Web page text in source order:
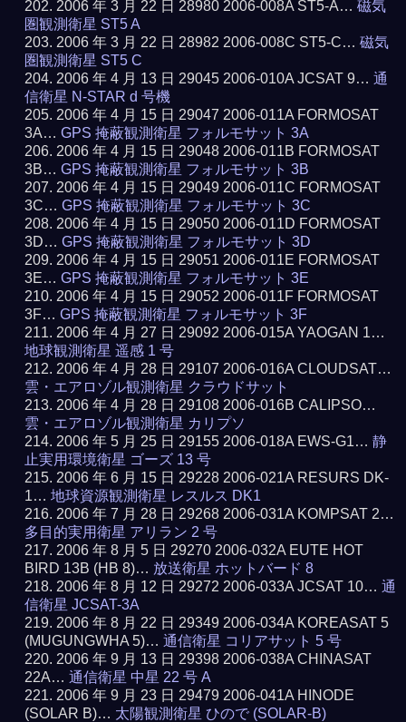
2006 年 3 月 22 日 28980 2006-008A ST5-A…磁気
圏観測衛星 ST5 A
2006 年 3 月 22 日 28982 2006-008C ST5-C…磁気
圏観測衛星 ST5 C
2006 年 4 月 13 日 29045 2006-010A JCSAT 9…通
信衛星 N-STAR d 号機
2006 年 4 月 15 日 29047 2006-011A FORMOSAT
3A…GPS 掩蔽観測衛星 フォルモサット 3A
2006 年 4 月 15 日 29048 2006-011B FORMOSAT
3B…GPS 掩蔽観測衛星 フォルモサット 3B
2006 年 4 月 15 日 29049 2006-011C FORMOSAT
3C…GPS 掩蔽観測衛星 フォルモサット 3C
2006 年 4 月 15 日 29050 2006-011D FORMOSAT
3D…GPS 掩蔽観測衛星 フォルモサット 3D
2006 年 4 月 15 日 29051 2006-011E FORMOSAT
3E…GPS 掩蔽観測衛星 フォルモサット 3E
2006 年 4 月 15 日 29052 2006-011F FORMOSAT
3F…GPS 掩蔽観測衛星 フォルモサット 3F
2006 年 4 月 27 日 29092 2006-015A YAOGAN 1…
地球観測衛星 遥感 1 号
2006 年 4 月 28 日 29107 2006-016A CLOUDSAT…
雲・エアロゾル観測衛星 クラウドサット
2006 年 4 月 28 日 29108 2006-016B CALIPSO…
雲・エアロゾル観測衛星 カリプソ
2006 年 5 月 25 日 29155 2006-018A EWS-G1…静
止実用環境衛星 ゴーズ 13 号
2006 年 6 月 15 日 29228 2006-021A RESURS DK-
1…地球資源観測衛星 レスルス DK1
2006 年 7 月 28 日 29268 2006-031A KOMPSAT 2…
多目的実用衛星 アリラン 2 号
2006 年 8 月 5 日 29270 2006-032A EUTE HOT
BIRD 13B (HB 8)… 放送衛星 ホットバード 8
2006 年 8 月 12 日 29272 2006-033A JCSAT 10…通
信衛星 JCSAT-3A
2006 年 8 月 22 日 29349 2006-034A KOREASAT 5
(MUGUNGWHA 5)…通信衛星 コリアサット 5 号
2006 年 9 月 13 日 29398 2006-038A CHINASAT
22A…通信衛星 中星 22 号 A
2006 年 9 月 23 日 29479 2006-041A HINODE
(SOLAR B)… 太陽観測衛星 ひので (SOLAR-B)